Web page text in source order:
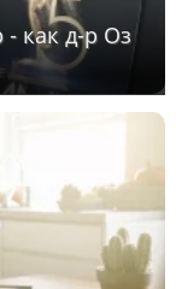
как д-р Оз